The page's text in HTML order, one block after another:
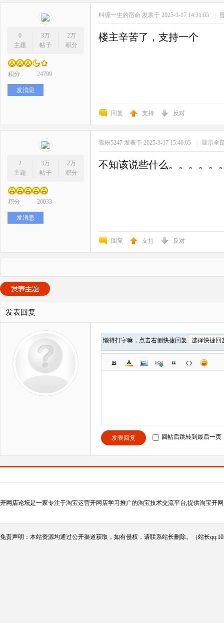
0
主题
3万
帖子
2万
积分
积分 24799
发消息
纠缠一生的宿命 发表于 2025-3-17 14:31:05 |
楼主辛苦了，支持一个
回复 支持 反对
2
主题
3万
帖子
2万
积分
积分 20033
发消息
雪粉5247 发表于 2025-3-17 15:46:05 | 显示全
不知该说些什么。。。。。
回复 支持 反对
发表回复
懒得打字嘛，点击右侧快捷回复
发表回复 回帖后跳转到最后一页
开网店论坛是一家专注于淘宝运营开网店学习推广的淘宝技术交流平台,提供淘宝开
免责声明：本站资源均通过公开渠道获取，如有侵权，请联系站长删除。（站长